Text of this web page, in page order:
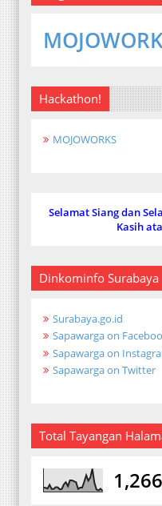
Hackathon!
MOJOWORKS
Selamat Siang dan
Kasih
Dinkominfo Surabaya
Surabaya.go.id
Sapawarga on
Sapawarga on
Sapawarga on Twitter
Total Tayangan